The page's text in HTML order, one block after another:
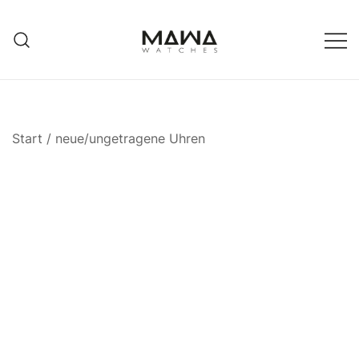
Inhalt
springen
Start / neue/ungetragene Uhren